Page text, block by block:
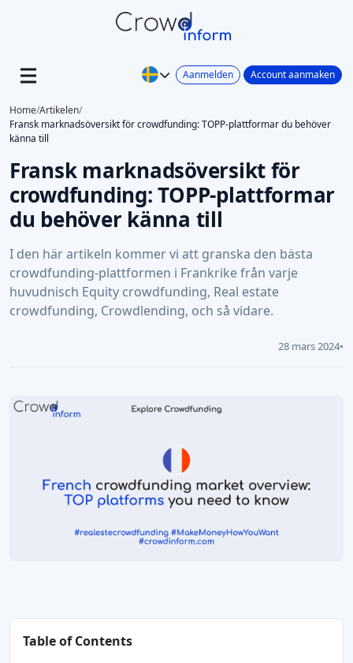
Aanmelden Account aanmaken
Home/Artikelen/
Fransk marknadsöversikt för crowdfunding: TOPP-plattformar du behöver
känna till
Fransk marknadsöversikt för
crowdfunding: TOPP-plattformar
du behöver känna till
I den här artikeln kommer vi att granska den bästa
crowdfunding-plattformen i Frankrike från varje
huvudnisch Equity crowdfunding, Real estate
crowdfunding, Crowdlending, och så vidare.
28 mars 2024•
Table of Contents